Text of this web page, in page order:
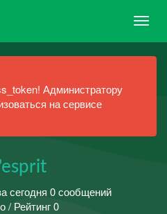
Администратору
на сервисе
сегодня 0 сообщений
/ Рейтинг 0